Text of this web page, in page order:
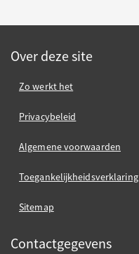
Over deze site
Zo werkt het
Privacybeleid
Algemene voorwaarden
Toegankelijkheidsverklaring
Sitemap
Contactgegevens